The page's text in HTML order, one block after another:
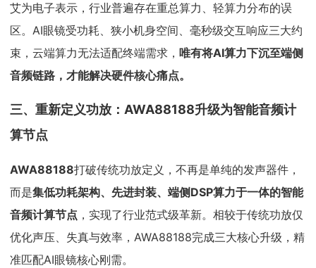
艾为电子表示，行业普遍存在重总算力、轻算力分布的误
区。AI眼镜受功耗、狭小机身空间、毫秒级交互响应三大约
束，云端算力无法适配终端需求，唯有将AI算力下沉至端侧
音频链路，才能解决硬件核心痛点。
三、重新定义功放：AWA88188升级为智能音频计
算节点
AWA88188打破传统功放定义，不再是单纯的发声器件，
而是集低功耗架构、先进封装、端侧DSP算力于一体的智能
音频计算节点 ，实现了行业范式级革新。相较于传统功放仅
优化声压、失真与效率，AWA88188完成三大核心升级，精
准匹配AI眼镜核心刚需。